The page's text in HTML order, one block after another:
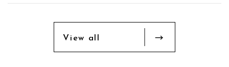
View all